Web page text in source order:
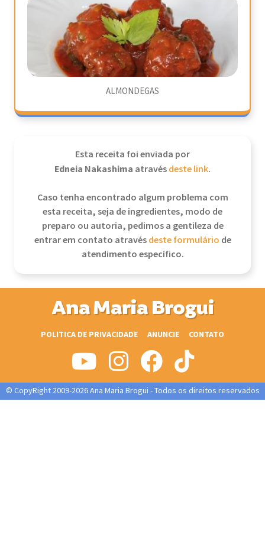
ALMONDEGAS
Esta receita foi enviada por
Edneia Nakashima atravésdeste link.
Caso tenha encontrado algum problema com
esta receita, seja de ingredientes, modo de
preparo ou autoria, pedimos a gentileza de
entrar em contato atravésdeste formulário de
atendimento específico.
Ana Maria Brogui
POLITICA DE PRIVACIDADE ANUNCIE CONTATO
© CopyRight 2009-2026 Ana Maria Brogui - Todos os direitos reservados